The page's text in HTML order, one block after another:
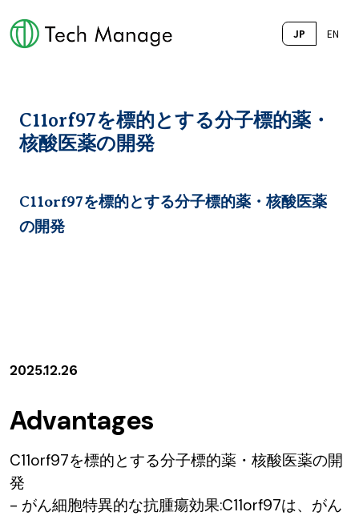
JP EN
C11orf97を標的とする分子標的薬・
核酸医薬の開発
C11orf97を標的とする分子標的薬・核酸医薬
の開発
2025.12.26
Advantages
C11orf97を標的とする分子標的薬・核酸医薬の開
発
- がん細胞特異的な抗腫瘍効果:C11orf97は、がん